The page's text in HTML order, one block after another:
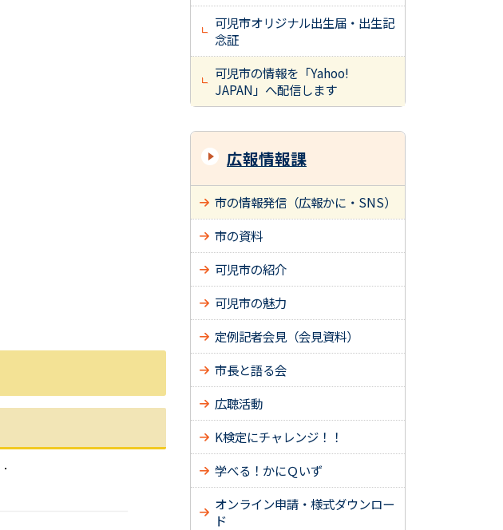
可児市オリジナル出生届・出生記
念証
可児市の情報を「Yahoo!
JAPAN」へ配信します
広報情報課
市の情報発信（広報かに・SNS）
市の資料
可児市の紹介
可児市の魅力
定例記者会見（会見資料）
市長と語る会
広聴活動
K検定にチャレンジ！！
学べる！かにＱいず
オンライン申請・様式ダウンロー
ド